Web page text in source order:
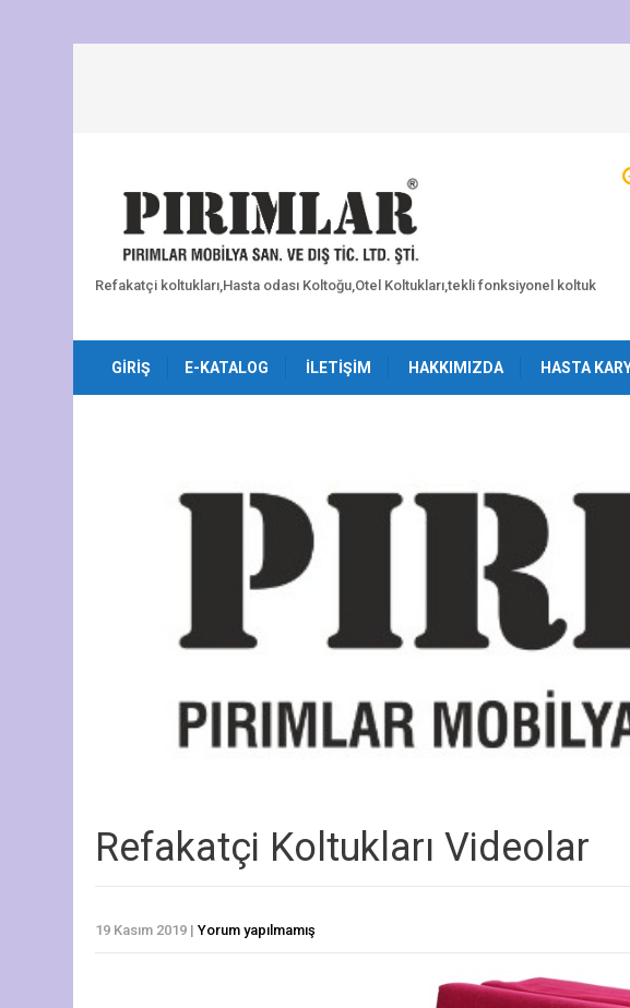
Refakatçi koltukları,Hasta odası Koltoğu,Otel Koltukları,tekli fonksiyonel koltuk
GIRIŞ E-KATALOG İLETIŞIM HAKKIMIZDA HASTA
Refakatçi Koltukları Videolar
19 Kasım 2019 | Yorum yapılmamış